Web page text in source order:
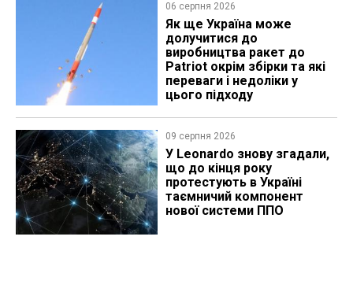
06 серпня 2026
Як ще Україна може
долучитися до
виробництва ракет до
Patriot окрім збірки та які
переваги і недоліки у
цього підходу
09 серпня 2026
У Leonardo знову згадали,
що до кінця року
протестують в Україні
таємничий компонент
нової системи ППО